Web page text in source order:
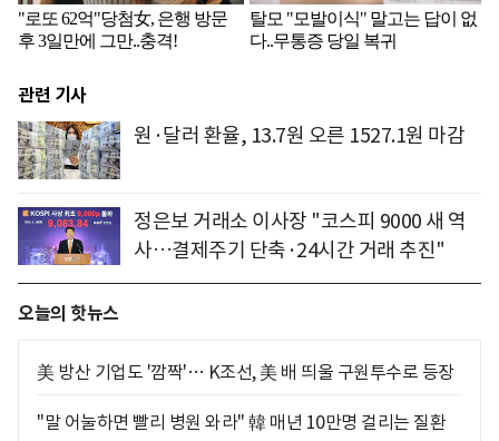
관련 기사
원·달러 환율, 13.7원 오른 1527.1원 마감
정은보 거래소 이사장 "코스피 9000 새 역
사…결제주기 단축·24시간 거래 추진"
오늘의 핫뉴스
美 방산 기업도 '깜짝'… K조선, 美 배 띄울 구원투수로 등장
"말 어눌하면 빨리 병원 와라" 韓 매년 10만명 걸리는 질환